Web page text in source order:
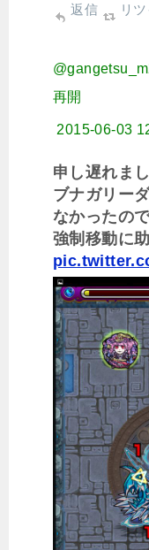
返信 リツ
再開
2015-06-03
申し遅れま
ブナガリー
なかったの
強制移動に